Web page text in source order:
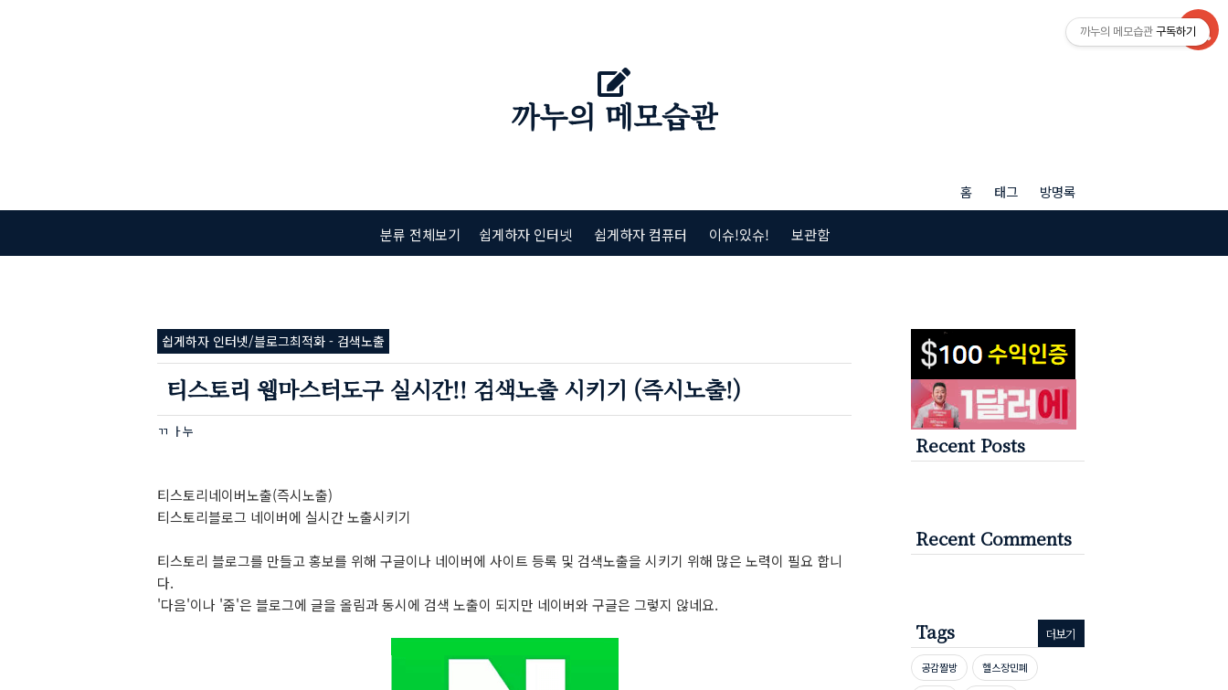
까누의 메모습관
홈 태그 방명록
분류 전체보기 쉽게하자 인터넷 쉽게하자 컴퓨터 이슈!있슈! 보관함
Recent Posts
Recent Comments
Tags 더보기
공감짤방 헬스장민폐
쉽게하자 인터넷/블로그최적화 - 검색노출
티스토리 웹마스터도구 실시간!! 검색노출 시키기 (즉시노출!)
ㄲ ㅏ누
티스토리네이버노출(즉시노출)
티스토리블로그 네이버에 실시간 노출시키기
티스토리 블로그를 만들고 홍보를 위해 구글이나 네이버에 사이트 등록 및 검색노출을 시키기 위해 많은 노력이 필요 합니
다.
'다음'이나 '줌'은 블로그에 글을 올림과 동시에 검색 노출이 되지만 네이버와 구글은 그렇지 않네요.
까누의 메모습관 구독하기